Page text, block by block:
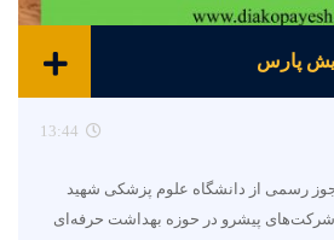
پارس
13:44
رسمی از دانشگاه علوم پزشکی شهید
پیشرو در حوزه بهداشت حرفه‌ای